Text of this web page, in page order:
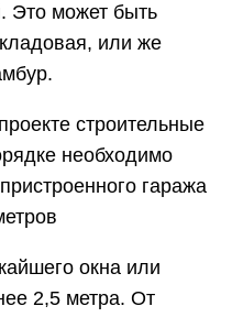
Это может быть
или же
строительные
необходимо
гаража
окна или
2,5 метра. От